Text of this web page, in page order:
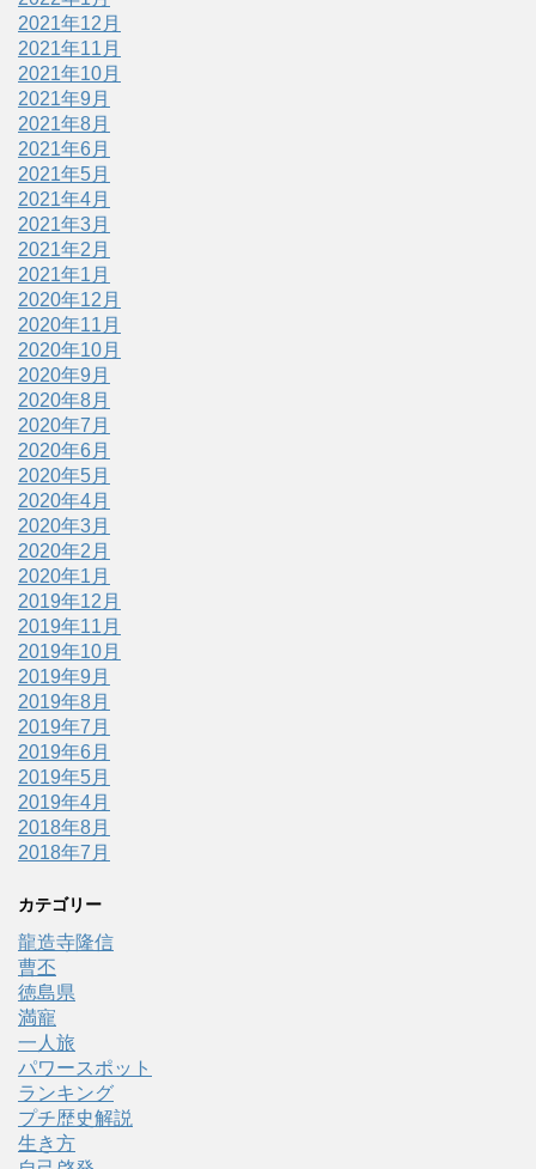
2021年12月
2021年11月
2021年10月
2021年9月
2021年8月
2021年6月
2021年5月
2021年4月
2021年3月
2021年2月
2021年1月
2020年12月
2020年11月
2020年10月
2020年9月
2020年8月
2020年7月
2020年6月
2020年5月
2020年4月
2020年3月
2020年2月
2020年1月
2019年12月
2019年11月
2019年10月
2019年9月
2019年8月
2019年7月
2019年6月
2019年5月
2019年4月
2018年8月
2018年7月
カテゴリー
龍造寺隆信
曹丕
徳島県
満寵
一人旅
パワースポット
ランキング
プチ歴史解説
生き方